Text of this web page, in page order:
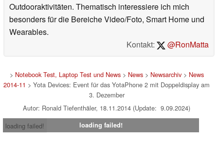
Outdooraktivitäten. Thematisch interessiere ich mich
besonders für die Bereiche Video/Foto, Smart Home und
Wearables.
Kontakt:
@RonMatta
> Notebook Test, Laptop Test und News> News> Newsarchiv> News
2014-11 > Yota Devices: Event für das YotaPhone 2 mit Doppeldisplay am
3. Dezember
Autor: Ronald Tiefenthäler, 18.11.2014 (Update: 9.09.2024)
loading failed!
loading failed!